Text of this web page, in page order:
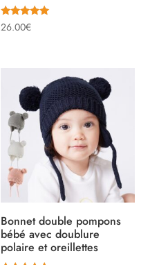
Note
5.00
26.00€
Bonnet double pompons
bébé avec doublure
polaire et oreillettes